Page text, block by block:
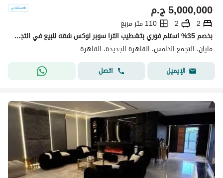
ج.م5,000,000
2
2
110 متر مربع
بخصم 35% استلم فوري بتشطيب الترا سوبر لوكس شقه للبيع في التجمع الخامس كمبوند مايان Mayan new cairo امام الرحاب بجوار كريك تاون والمطار دقائق من AUC
مايان، التجمع الخامس، القاهرة الجديدة، القاهرة
الإيميل
اتصل